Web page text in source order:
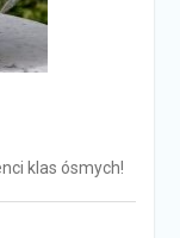
klas ósmych!